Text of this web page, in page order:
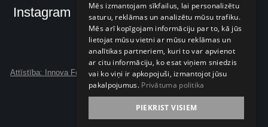
Instagram
Attīstība: Innova Forte
Mēs izmantojam sīkfailus, lai personalizētu
saturu, reklāmas un analizētu mūsu trafiku.
Mēs arī kopīgojam informāciju par to, kā jūs
lietojat mūsu vietni ar mūsu reklāmas un
analītikas partneriem, kuri to var apvienot
ar citu informāciju, ko esat viņiem sniedzis
vai ko viņi ir apkopojuši, izmantojot jūsu
pakalpojumus. Privātuma politika
PIEKRIST VISIEM